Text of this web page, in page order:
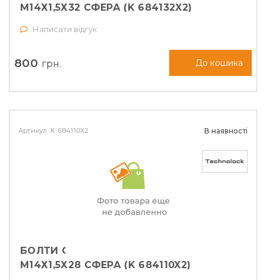
М14Х1,5Х32 СФЕРА (K 684132X2)
Написати відгук
800 грн. До кошика
Артикул: K 684110X2 В наявності
БОЛТИ СЕКРЕТНІ TECHNOLOCK
М14Х1,5Х28 СФЕРА (K 684110X2)